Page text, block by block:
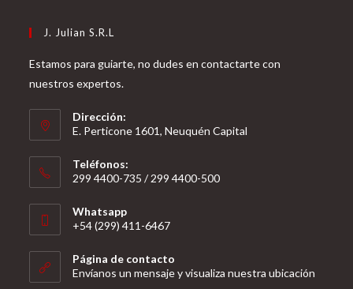
J. Julian S.R.L
Estamos para guiarte, no dudes en contactarte con
nuestros expertos.
Dirección:
E. Perticone 1601, Neuquén Capital
Teléfonos:
299 4400-735 / 299 4400-500
abre
en
tu
aplicación
Whatsapp
+54 (299) 411-6467
abre
en
Página de contacto
Envíanos un mensaje y visualiza nuestra ubicación